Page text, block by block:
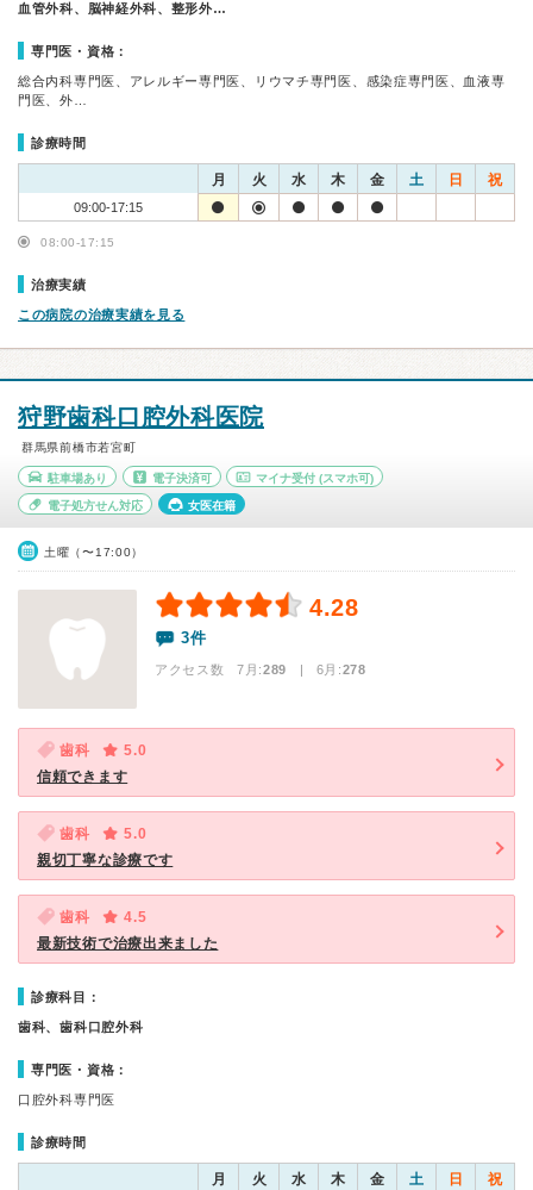
血管外科、脳神経外科、整形外…
専門医・資格：
総合内科専門医、アレルギー専門医、リウマチ専門医、感染症専門医、血液専
門医、外…
診療時間
月 火 水 木 金 土 日 祝
09:00-17:15
08:00-17:15
治療実績
この病院の治療実績を見る
狩野歯科口腔外科医院
群馬県前橋市若宮町
駐車場あり 電子決済可 マイナ受付 (スマホ可)
電子処方せん対応 女医在籍
土曜（〜17:00）
4.28
3件
アクセス数 7月:289 | 6月:278
歯科
5.0
信頼できます
歯科
5.0
親切丁寧な診療です
歯科
4.5
最新技術で治療出来ました
診療科目：
歯科、歯科口腔外科
専門医・資格：
口腔外科専門医
診療時間
月 火 水 木 金 土 日 祝